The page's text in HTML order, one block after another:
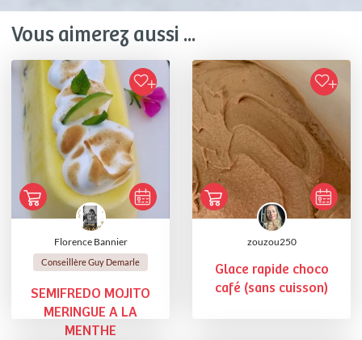
Vous aimerez aussi ...
Florence Bannier
Conseillère Guy Demarle
SEMIFREDO MOJITO
MERINGUE A LA
MENTHE
zouzou250
Glace rapide choco
café (sans cuisson)